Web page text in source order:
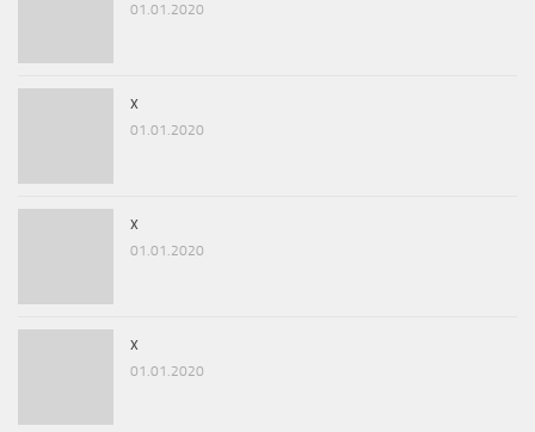
01.01.2020
x
01.01.2020
x
01.01.2020
x
01.01.2020